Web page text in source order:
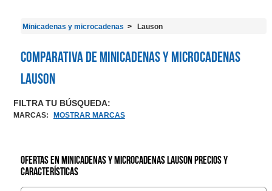
Minicadenas y microcadenas Lauson
Comparativa de Minicadenas y microcadenas
Lauson
FILTRA TU BÚSQUEDA:
MARCAS: MOSTRAR MARCAS
Ofertas en Minicadenas y microcadenas Lauson precios y
características